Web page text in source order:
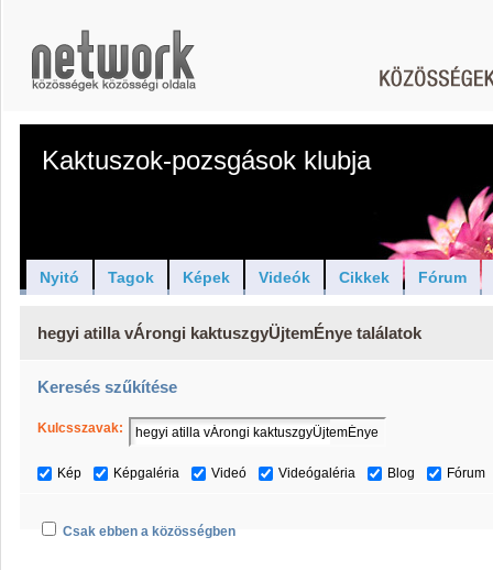
Kaktuszok-pozsgások klubja
Nyitó Tagok Képek Videók Cikkek Fórum
hegyi atilla vÁrongi kaktuszgyÜjtemÉnye találatok
Keresés szűkítése
Kulcsszavak:
Kép Képgaléria Videó Videógaléria Blog Fórum
Csak ebben a közösségben